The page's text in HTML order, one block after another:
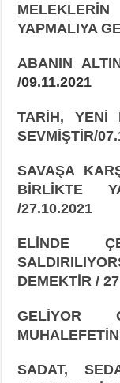
YAPMALIYA
ABANIN
/09.11.2021
TARİH, YENİ
SEVMİŞTİR/
SAVAŞA
BİRLİKTE
/27.10.2021
ELİNDE
DEMEKTİR /
GELİYOR
SADAT,